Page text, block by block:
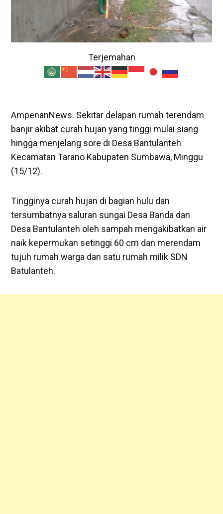
Terjemahan
AmpenanNews. Sekitar delapan rumah terendam
banjir akibat curah hujan yang tinggi mulai siang
hingga menjelang sore di Desa Bantulanteh
Kecamatan Tarano Kabupaten Sumbawa, Minggu
(15/12).
Tingginya curah hujan di bagian hulu dan
tersumbatnya saluran sungai Desa Banda dan
Desa Bantulanteh oleh sampah mengakibatkan air
naik kepermukan setinggi 60 cm dan merendam
tujuh rumah warga dan satu rumah milik SDN
Batulanteh.